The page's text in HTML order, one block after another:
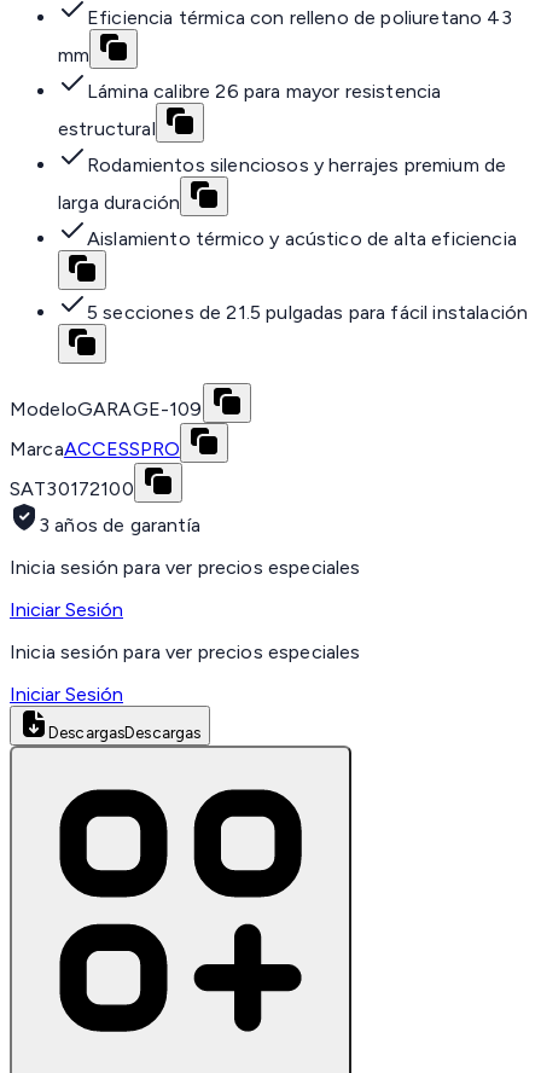
Eficiencia térmica con relleno de poliuretano 43
mm
Lámina calibre 26 para mayor resistencia
estructural
Rodamientos silenciosos y herrajes premium de
larga duración
Aislamiento térmico y acústico de alta eficiencia
5 secciones de 21.5 pulgadas para fácil instalación
ModeloGARAGE-109
MarcaACCESSPRO
SAT30172100
3 años de garantía
Inicia sesión para ver precios especiales
Iniciar Sesión
Inicia sesión para ver precios especiales
Iniciar Sesión
DescargasDescargas